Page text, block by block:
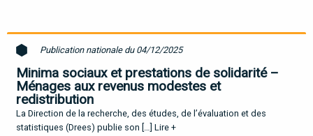
Publication nationale du 04/12/2025
Minima sociaux et prestations de solidarité –
Ménages aux revenus modestes et
redistribution
La Direction de la recherche, des études, de l’évaluation et des
statistiques (Drees) publie son […] Lire +